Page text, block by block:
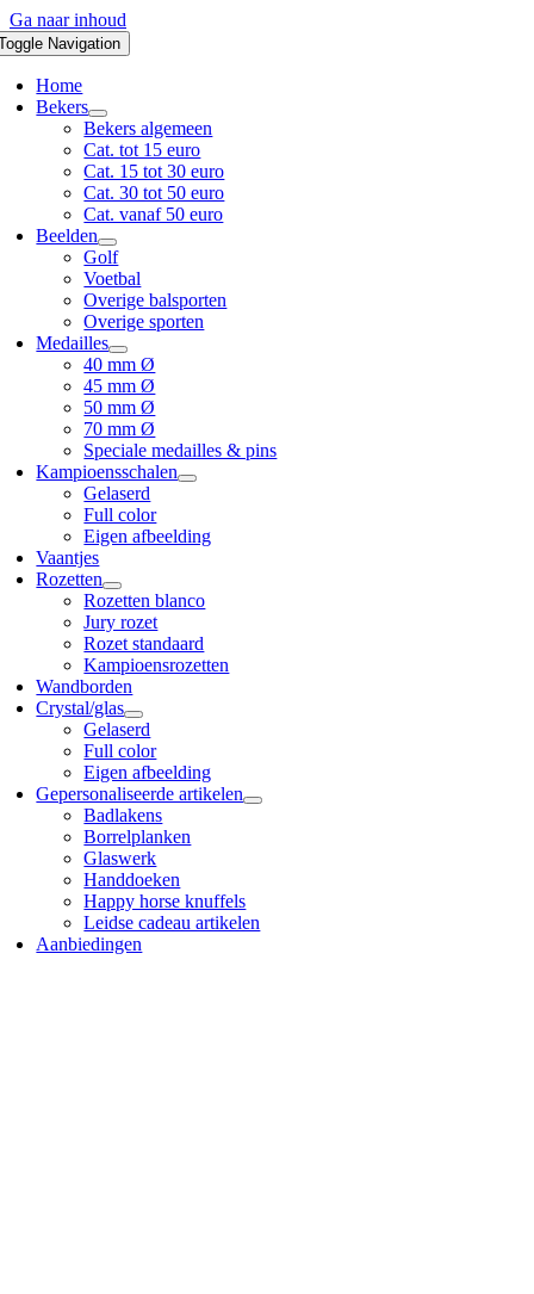
Ga naar inhoud
Navigation
Home
Bekers
Bekers algemeen
Cat. tot 15 euro
Cat. 15 tot 30 euro
Cat. 30 tot 50 euro
Cat. vanaf 50 euro
Beelden
Golf
Voetbal
Overige balsporten
Overige sporten
Medailles
40 mm Ø
45 mm Ø
50 mm Ø
70 mm Ø
Speciale medailles & pins
Kampioensschalen
Gelaserd
Full color
Eigen afbeelding
Vaantjes
Rozetten
Rozetten blanco
Jury rozet
Rozet standaard
Kampioensrozetten
Wandborden
Crystal/glas
Gelaserd
Full color
Eigen afbeelding
Gepersonaliseerde artikelen
Badlakens
Borrelplanken
Glaswerk
Handdoeken
Happy horse knuffels
Leidse cadeau artikelen
Aanbiedingen